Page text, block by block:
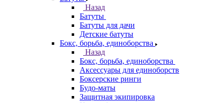
Назад
Батуты
Батуты для дачи
Детские батуты
Бокс, борьба, единоборства
Назад
Бокс, борьба, единоборства
Аксессуары для единоборств
Боксерские ринги
Будо-маты
Защитная экипировка